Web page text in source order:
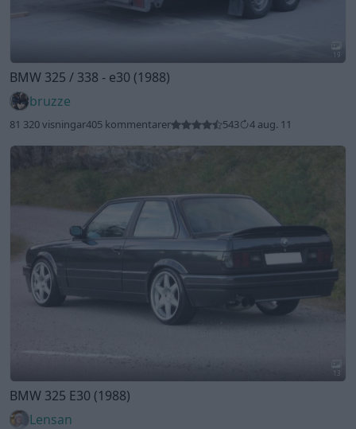
19
BMW 325 / 338 - e30 (1988)
bruzze
81 320 visningar405 kommentarer 543 4 aug. 11
13
BMW 325 E30 (1988)
Lensan